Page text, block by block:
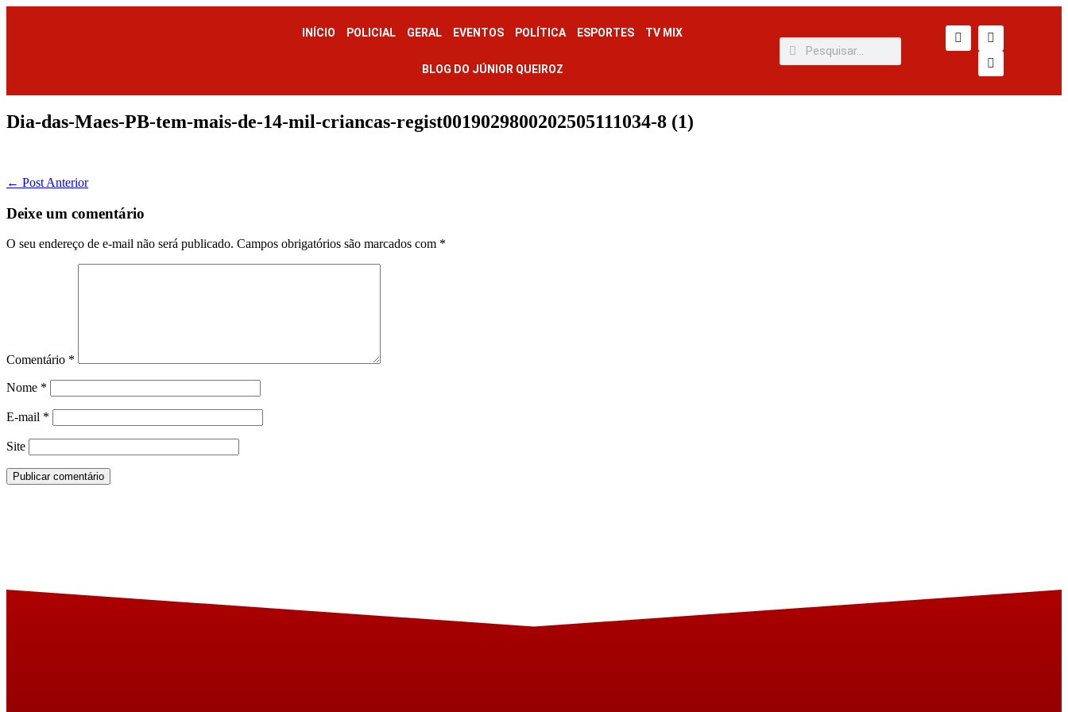
INÍCIO POLICIAL GERAL EVENTOS POLÍTICA ESPORTES TV MIX
BLOG DO JÚNIOR QUEIROZ
Dia-das-Maes-PB-tem-mais-de-14-mil-criancas-regist0019029800202505111034-8 (1)
← Post Anterior
Deixe um comentário
O seu endereço de e-mail não será publicado. Campos obrigatórios são marcados com *
Comentário *
Nome *
E-mail *
Site